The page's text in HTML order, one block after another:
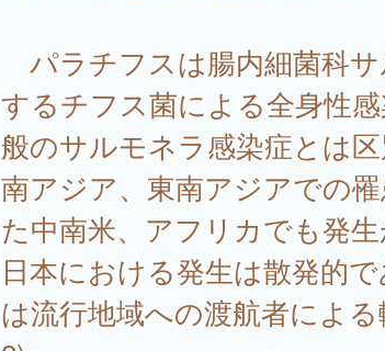
パラチフスは腸内細菌科
するチフス菌による全身性
般のサルモネラ感染症とは区
南アジア、東南アジアでの
た中南米、アフリカでも発生
日本における発生は散発的
は流行地域への渡航者によ